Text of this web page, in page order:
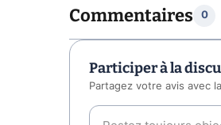
Commentaires 0
Participer à la
Partagez votre avis avec